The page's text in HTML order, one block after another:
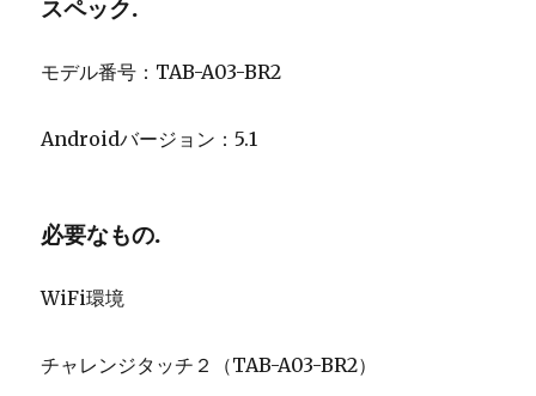
スペック.
モデル番号：TAB-A03-BR2
Androidバージョン：5.1
必要なもの.
WiFi環境
チャレンジタッチ２（TAB-A03-BR2）